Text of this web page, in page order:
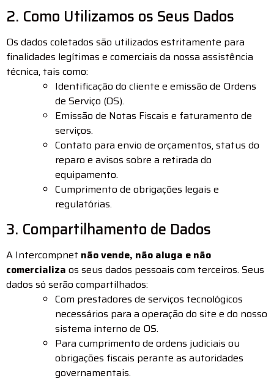
2. Como Utilizamos os Seus Dados
Os dados coletados são utilizados estritamente para
finalidades legítimas e comerciais da nossa assistência
técnica, tais como:
Identificação do cliente e emissão de Ordens
de Serviço (OS).
Emissão de Notas Fiscais e faturamento de
serviços.
Contato para envio de orçamentos, status do
reparo e avisos sobre a retirada do
equipamento.
Cumprimento de obrigações legais e
regulatórias.
3. Compartilhamento de Dados
A Intercompnet não vende, não aluga e não
comercializa os seus dados pessoais com terceiros. Seus
dados só serão compartilhados:
Com prestadores de serviços tecnológicos
necessários para a operação do site e do nosso
sistema interno de OS.
Para cumprimento de ordens judiciais ou
obrigações fiscais perante as autoridades
governamentais.